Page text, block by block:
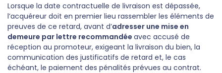
Lorsque la date contractuelle de livraison est dépassée,
l’acquéreur doit en premier lieu rassembler les éléments de
preuves de ce retard, avant d’adresser une mise en
demeure par lettre recommandée avec accusé de
réception au promoteur, exigeant la livraison du bien, la
communication des justificatifs de retard et, le cas
échéant, le paiement des pénalités prévues au contrat.